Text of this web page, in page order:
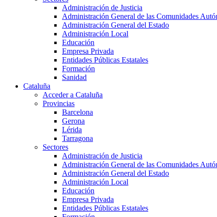
Administración de Justicia
Administración General de las Comunidades
Administración General del Estado
Administración Local
Educación
Empresa Privada
Entidades Públicas Estatales
Formación
Sanidad
Cataluña
Acceder a Cataluña
Provincias
Barcelona
Gerona
Lérida
Tarragona
Sectores
Administración de Justicia
Administración General de las Comunidades
Administración General del Estado
Administración Local
Educación
Empresa Privada
Entidades Públicas Estatales